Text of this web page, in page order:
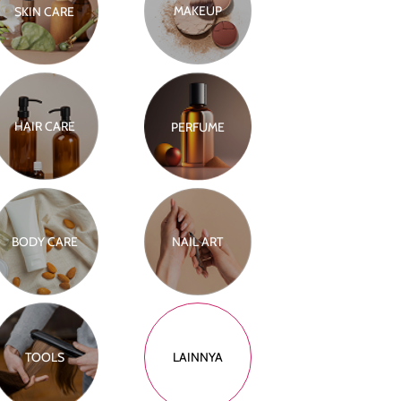
SKIN CARE MAKEUP
HAIR CARE PERFUME
BODY CARE NAIL ART
TOOLS LAINNYA